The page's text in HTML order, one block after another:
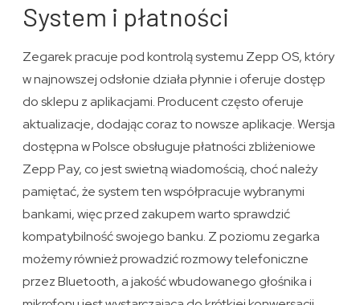
System i płatności
Zegarek pracuje pod kontrolą systemu Zepp OS, który
w najnowszej odsłonie działa płynnie i oferuje dostęp
do sklepu z aplikacjami. Producent często oferuje
aktualizacje, dodając coraz to nowsze aplikacje. Wersja
dostępna w Polsce obsługuje płatności zbliżeniowe
Zepp Pay, co jest swietną wiadomością, choć należy
pamiętać, że system ten współpracuje wybranymi
bankami, więc przed zakupem warto sprawdzić
kompatybilność swojego banku. Z poziomu zegarka
możemy również prowadzić rozmowy telefoniczne
przez Bluetooth, a jakość wbudowanego głośnika i